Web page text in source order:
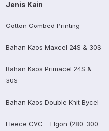
Jenis Kain
Cotton Combed Printing
Bahan Kaos Maxcel 24S & 30S
Bahan Kaos Primacel 24S &
30S
Bahan Kaos Double Knit Bycel
Fleece CVC – Elgon (280-300